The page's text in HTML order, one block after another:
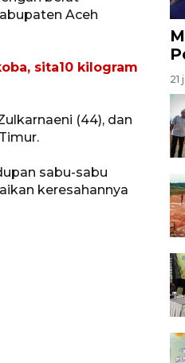
Aceh
sita10 kilogram
(44), dan
sabu-sabu
keresahannya
21